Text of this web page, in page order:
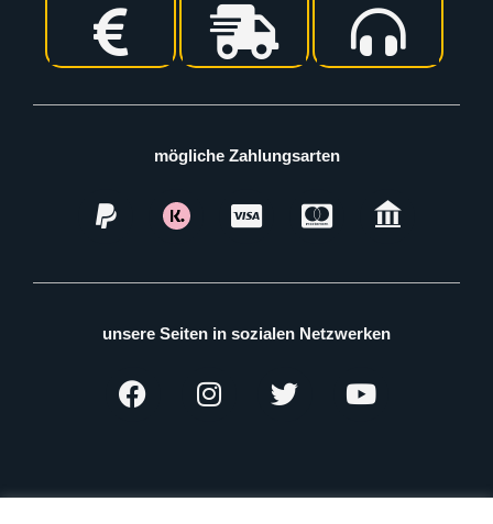
mögliche Zahlungsarten
unsere Seiten in sozialen Netzwerken